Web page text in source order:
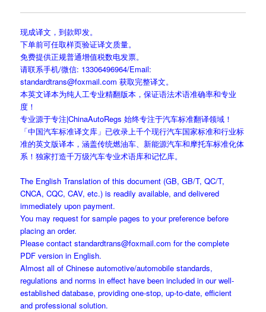
现成译文，到款即发。
下单前可任取样页验证译文质量。
免费提供正规普通增值税数电发票。
请联系手机/微信: 13306496964/Email:
standardtrans@foxmail.com 获取完整译文。
本英文译本为纯人工专业精翻版本，保证语法术语准确率和专业
度！
专业源于专注|ChinaAutoRegs 始终专注于汽车标准翻译领域！
「中国汽车标准译文库」已收录上千个现行汽车国家标准和行业标
准的英文版译本，涵盖传统燃油车、新能源汽车和摩托车标准化体
系！独家打造千万级汽车专业术语库和记忆库。
The English Translation of this document (GB, GB/T, QC/T,
CNCA, CQC, CAV, etc.) is readily available, and delivered
immediately upon payment.
You may request for sample pages to your preference before
placing an order.
Please contact standardtrans@foxmail.com for the complete
PDF version in English.
Almost all of Chinese automotive/automobile standards,
regulations and norms in effect have been included in our well-
established database, providing one-stop, up-to-date, efficient
and professional solution.